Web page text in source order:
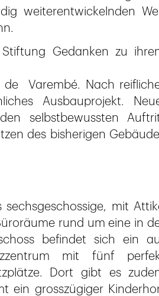
weiterentwickelnden
Gedanken zu
de Varembé. Nach
Ausbauprojekt.
selbstbewussten
des bisherigen
mit
rund um eine in
befindet sich ein
mit fünf
Dort gibt es
ein grosszügiger